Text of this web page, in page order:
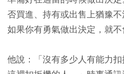
否買進、持有或出售上猶豫不
如果你有勇氣做出決定，就不
他說：「沒有多少人有能力